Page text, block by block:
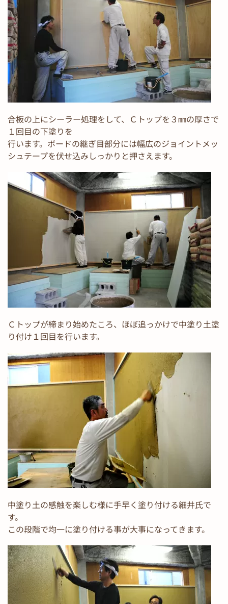
合板の上にシーラー処理をして、Ｃトップを３㎜の厚さで
１回目の下塗りを
行います。ボードの継ぎ目部分には幅広のジョイントメッ
シュテープを伏せ込みしっかりと押さえます。
Ｃトップが締まり始めたころ、ほぼ追っかけで中塗り土塗
り付け１回目を行います。
中塗り土の感触を楽しむ様に手早く塗り付ける細井氏で
す。
この段階で均一に塗り付ける事が大事になってきます。